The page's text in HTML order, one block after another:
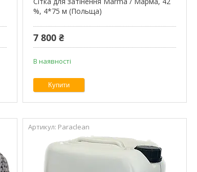
%, 4*75 м (Польща)
7 800 ₴
В наявності
Купити
Paraclean